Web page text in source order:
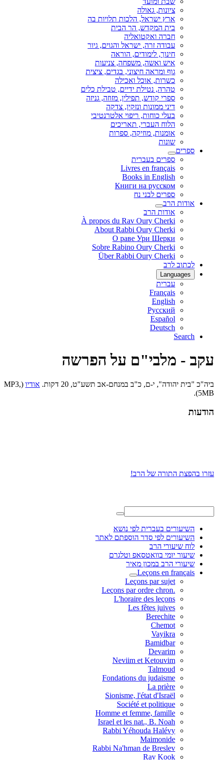
ציונות, גאולה
ארץ ישראל, הלכות תלויות בה
בית המקדש, הר הבית
חברה ואקטואליה
עבודה זרה, ישראל והגוים, גיור
חינוך, לימודים, הוראה
איש ואשה, משפחה, צניעות
גוף ומראה חיצוני, בגדים, ציצית
כשרות, אוכל ואכילה
טהרה, נטילת ידיים, טבילת כלים
ספרי קודש, תפילין, מזוזה, גניזה
דיני ממונות ונזקין, צדקה
בעלי כוחות, ריפוי אלטרנטיבי
הלוח העברי, תאריכים
אומנות, מוזיקה, ספרות
שונות
ספרים
ספרים בעברית
Livres en français
Books in English
Книги на русском
ספרים לבני נח
אודות הרב
אודות הרב
À propos du Rav Oury Cherki
About Rabbi Oury Cherki
О раве Ури Шерки
Sobre Rabino Oury Cherki
Über Rabbi Oury Cherki
לכתוב לרב
Languages
עברית
Français
English
Русский
Español
Deutsch
Search
עקב - מלבי"ם על הפרשה
ביה"כ "בית יהודה", י-ם, כ"ב במנחם-אב תשע"ט, 20 דקות. אודיו (MP3,
5MB).
הודעות
עזרו בהפצת התורה של הרב!
השיעורים בעברית לפי נושא
השיעורים לפי סדר הוספתם לאתר
לוח שיעורי הרב
שיעור יומי בוואטסאפ וטלגרם
שיעורי הרב במכון מאיר
Leçons en français
Leçons par sujet
.Leçons par ordre chron
L'horaire des leçons
Les fêtes juives
Berechite
Chemot
Vayikra
Bamidbar
Devarim
Neviim et Ketouvim
Talmoud
Fondations du judaisme
La prière
Sionisme, l'état d'Israël
Société et politique
Homme et femme, famille
Israel et les nat., B. Noah
Rabbi Yéhouda Halévy
Maimonide
Rabbi Na'hman de Breslev
Rav Kook